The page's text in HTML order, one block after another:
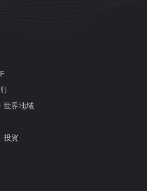
世界地域
投資